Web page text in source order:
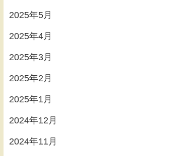
2025年5月
2025年4月
2025年3月
2025年2月
2025年1月
2024年12月
2024年11月